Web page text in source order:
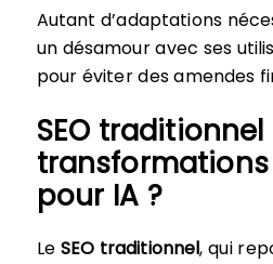
Autant d’adaptations
un désamour avec ses
pour éviter des amendes
SEO traditionnel
transformations
pour IA ?
Le SEO traditionnel, qui